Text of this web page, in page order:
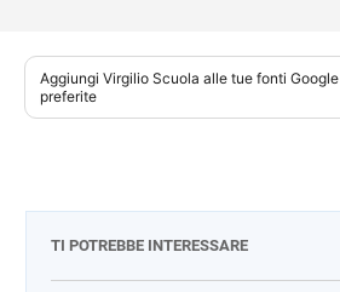
Aggiungi Virgilio Scuola alle tue fonti Google
preferite
TI POTREBBE INTERESSARE